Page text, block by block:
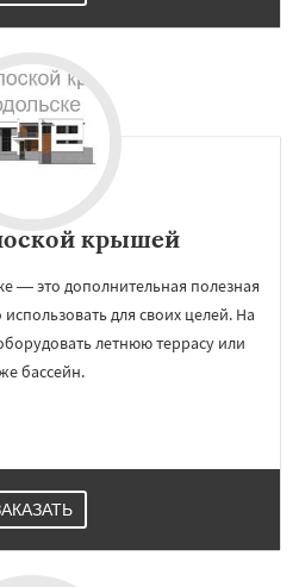
крышей
— это дополнительная полезная
для своих целей. На
летнюю террасу или
бассейн.